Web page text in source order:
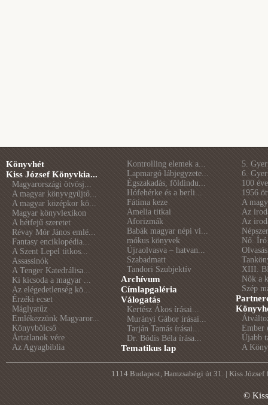
Könyvhét
Kiss József Könyvkia...
Magyarországi ötvösj...
A magyar könyvgyűjtő...
A magyar középkor kö...
Magyar könyvlexikon
A hétfejű szeretet
Révay Mór János emlé...
Fantasy enciklopédia...
A Szent Lepel titkos...
Assassinók
A Tenger Katedrálisa...
Ki kicsoda a magyar ...
Az elégedetlenség kö...
Érzéki ecset
Máglyatűz
Emlékezzünk Magyaror...
Könyvbölcső
Ártatlanok vére
Az Agyagbiblia
Kontrolling elemek a...
Lapmargó lábjegyzete...
Égszakadás, földindu...
Hófehérke és a berli...
Fátima keze
Amelia titkai
Aforizmák
Babák magyar népi vi...
mókus könyvek
Újraolvasva – hatvan...
Szabadmatt
Tandori Szubjektív
Archívum
Címlapgaléria
Válogatás
Kertész Ákos írásai...
Murányi Gábor írásai...
Tarján Tamás írásai...
Dr. Bódis Béla írása...
Tematikus lap
5.
6.
100
1956
A
Az
Az
Nő.
XIII.
Nők a
Szép
Ember
Újabb
A
1114 Budapest, Hamzsabégi út 31. | Kiss
©